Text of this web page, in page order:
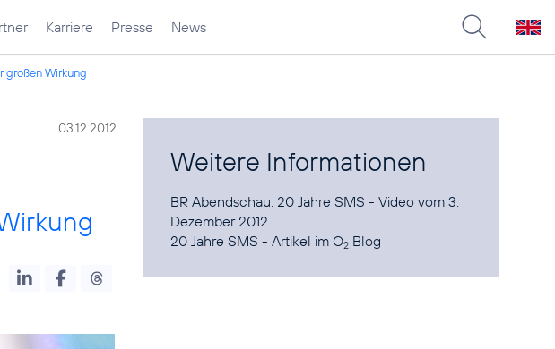
Karriere Presse News
großen Wirkung
03.12.2012
Weitere Informationen
BR Abendschau: 20 Jahre SMS - Video vom 3.
20 Jahre SMS - Artikel im O2 Blog